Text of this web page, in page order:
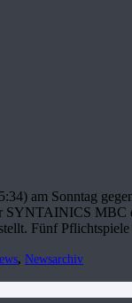
am Sonntag
SYNTAINICS MBC
Fünf
, Newsarchiv